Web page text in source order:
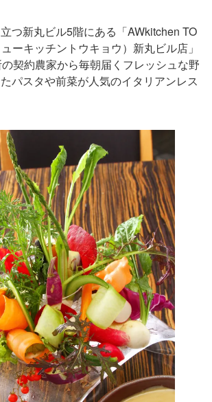
つ新丸ビル5階にある「AWkitchen TO
ーキッチントウキョウ）新丸ビル店」
契約農家から毎朝届くフレッシュな野
パスタや前菜が人気のイタリアンレス